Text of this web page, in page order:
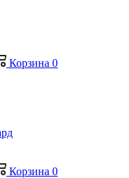
Корзина 0
Корзина 0